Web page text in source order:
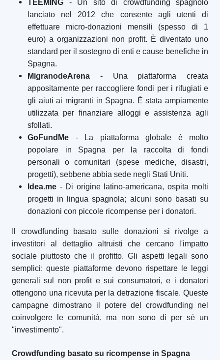
TEEMING - Un sito di crowdfunding spagnolo
lanciato nel 2012 che consente agli utenti di
effettuare micro-donazioni mensili (spesso di 1
euro) a organizzazioni non profit. È diventato uno
standard per il sostegno di enti e cause benefiche in
Spagna.
MigranodeArena - Una piattaforma creata
appositamente per raccogliere fondi per i rifugiati e
gli aiuti ai migranti in Spagna. È stata ampiamente
utilizzata per finanziare alloggi e assistenza agli
sfollati.
GoFundMe - La piattaforma globale è molto
popolare in Spagna per la raccolta di fondi
personali o comunitari (spese mediche, disastri,
progetti), sebbene abbia sede negli Stati Uniti.
Idea.me - Di origine latino-americana, ospita molti
progetti in lingua spagnola; alcuni sono basati su
donazioni con piccole ricompense per i donatori.
Il crowdfunding basato sulle donazioni si rivolge a
investitori al dettaglio altruisti che cercano l'impatto
sociale piuttosto che il profitto. Gli aspetti legali sono
semplici: queste piattaforme devono rispettare le leggi
generali sul non profit e sui consumatori, e i donatori
ottengono una ricevuta per la detrazione fiscale. Queste
campagne dimostrano il potere del crowdfunding nel
coinvolgere le comunità, ma non sono di per sé un
"investimento".
Crowdfunding basato su ricompense in Spagna